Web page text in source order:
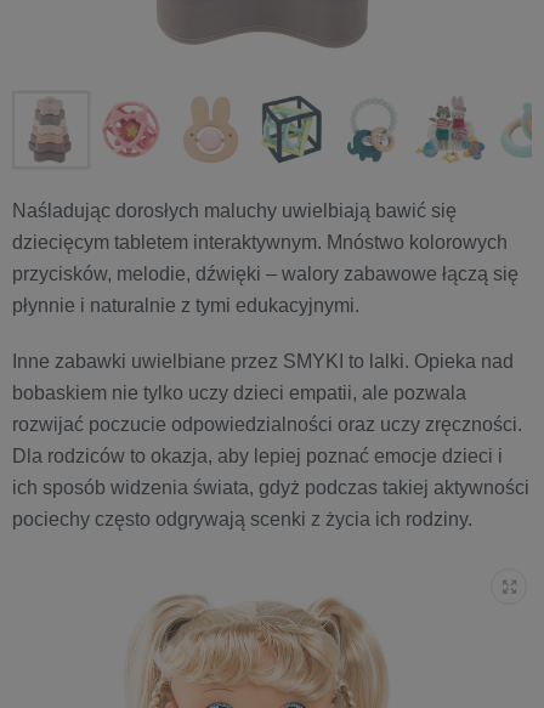
Naśladując dorosłych maluchy uwielbiają bawić się
dziecięcym tabletem interaktywnym. Mnóstwo kolorowych
przycisków, melodie, dźwięki – walory zabawowe łączą się
płynnie i naturalnie z tymi edukacyjnymi.
Inne zabawki uwielbiane przez SMYKI to lalki. Opieka nad
bobaskiem nie tylko uczy dzieci empatii, ale pozwala
rozwijać poczucie odpowiedzialności oraz uczy zręczności.
Dla rodziców to okazja, aby lepiej poznać emocje dzieci i
ich sposób widzenia świata, gdyż podczas takiej aktywności
pociechy często odgrywają scenki z życia ich rodziny.